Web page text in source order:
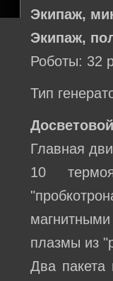
Экипаж,
Экипаж,
Роботы: 32
Тип
Главная
10
плазмы из
Два